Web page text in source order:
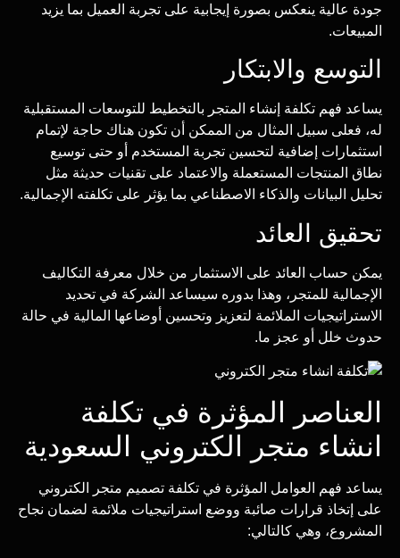
جودة عالية ينعكس بصورة إيجابية على تجربة العميل بما يزيد
المبيعات.
التوسع والابتكار
يساعد فهم تكلفة إنشاء المتجر بالتخطيط للتوسعات المستقبلية
له، فعلى سبيل المثال من الممكن أن تكون هناك حاجة لإتمام
استثمارات إضافية لتحسين تجربة المستخدم أو حتى توسيع
نطاق المنتجات المستعملة والاعتماد على تقنيات حديثة مثل
تحليل البيانات والذكاء الاصطناعي بما يؤثر على تكلفته الإجمالية.
تحقيق العائد
يمكن حساب العائد على الاستثمار من خلال معرفة التكاليف
الإجمالية للمتجر، وهذا بدوره سيساعد الشركة في تحديد
الاستراتيجيات الملائمة لتعزيز وتحسين أوضاعها المالية في حالة
حدوث خلل أو عجز ما.
العناصر المؤثرة في تكلفة
انشاء متجر الكتروني السعودية
يساعد فهم العوامل المؤثرة في تكلفة تصميم متجر الكتروني
على إتخاذ قرارات صائبة ووضع استراتيجيات ملائمة لضمان نجاح
المشروع، وهي كالتالي: